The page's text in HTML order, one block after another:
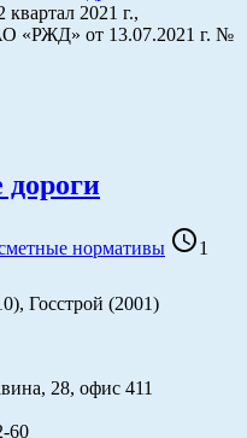
2021 г.,
«РЖД» от 13.07.2021 г. №
дороги
нормативы access_time1
Госстрой (2001)
28, офис 411
60